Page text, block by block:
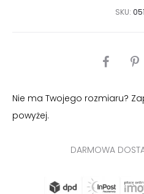
SKU:
PODZIEL
Nie ma Twojego rozmiaru?
powyżej.
DARMOWA